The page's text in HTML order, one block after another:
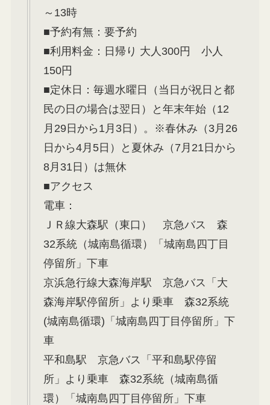
～13時
■予約有無：要予約
■利用料金：日帰り 大人300円 小人
150円
■定休日：毎週水曜日（当日が祝日と都
民の日の場合は翌日）と年末年始（12
月29日から1月3日）。※春休み（3月26
日から4月5日）と夏休み（7月21日から
8月31日）は無休
■アクセス
電車：
ＪＲ線大森駅（東口） 京急バス 森
32系統（城南島循環）「城南島四丁目
停留所」下車
京浜急行線大森海岸駅 京急バス「大
森海岸駅停留所」より乗車 森32系統
(城南島循環)「城南島四丁目停留所」下
車
平和島駅 京急バス「平和島駅停留
所」より乗車 森32系統（城南島循
環）「城南島四丁目停留所」下車